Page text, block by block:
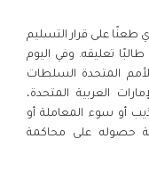
طعنًا على قرار التسليم
تعليقه. وفي اليوم
المتحدة السلطات
العربية المتحدة،
أو سوء المعاملة أو
حصوله على محاكمة